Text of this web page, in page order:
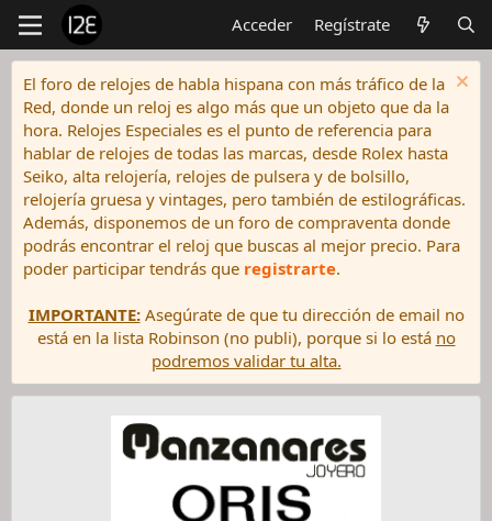
Acceder Regístrate
El foro de relojes de habla hispana con más tráfico de la
Red, donde un reloj es algo más que un objeto que da la
hora. Relojes Especiales es el punto de referencia para
hablar de relojes de todas las marcas, desde Rolex hasta
Seiko, alta relojería, relojes de pulsera y de bolsillo,
relojería gruesa y vintages, pero también de estilográficas.
Además, disponemos de un foro de compraventa donde
podrás encontrar el reloj que buscas al mejor precio. Para
poder participar tendrás que registrarte.
IMPORTANTE:Asegúrate de que tu dirección de email no
está en la lista Robinson (no publi), porque si lo está no
podremos validar tu alta.